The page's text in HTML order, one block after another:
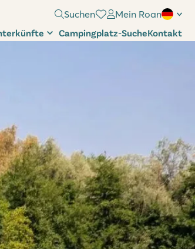
Suchen Mein Roan
Campingplatz-SucheKontakt